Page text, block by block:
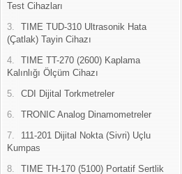
Test Cihazları
3.
TIME TUD-310 Ultrasonik Hata
(Çatlak) Tayin Cihazı
4.
TIME TT-270 (2600) Kaplama
Kalınlığı Ölçüm Cihazı
5.
CDI Dijital Torkmetreler
6.
TRONIC Analog Dinamometreler
7.
111-201 Dijital Nokta (Sivri) Uçlu
Kumpas
8.
TIME TH-170 (5100) Portatif Sertlik